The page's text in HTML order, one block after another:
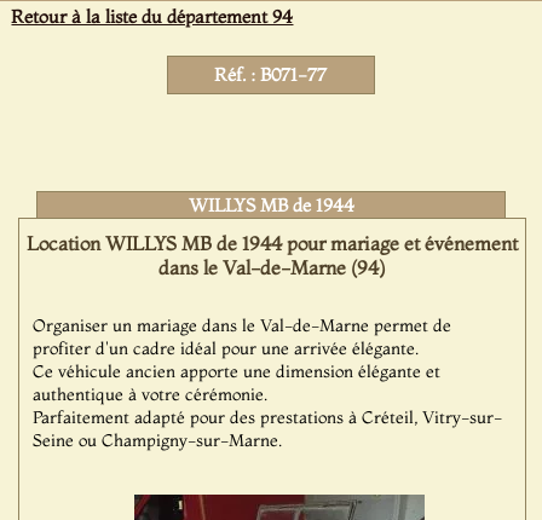
Retour à la liste du département 94
Réf. : B071-77
WILLYS MB de 1944
Location WILLYS MB de 1944 pour mariage et événement
dans le Val-de-Marne (94)
Organiser un mariage dans le Val-de-Marne permet de
profiter d'un cadre idéal pour une arrivée élégante.
Ce véhicule ancien apporte une dimension élégante et
authentique à votre cérémonie.
Parfaitement adapté pour des prestations à Créteil, Vitry-sur-
Seine ou Champigny-sur-Marne.